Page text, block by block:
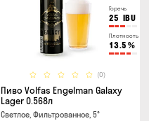
Горечь
25 IBU
Плотность
13.5 %
(0)
Пиво Volfas Engelman Galaxy
Lager 0.568л
Светлое, Фильтрованное, 5°